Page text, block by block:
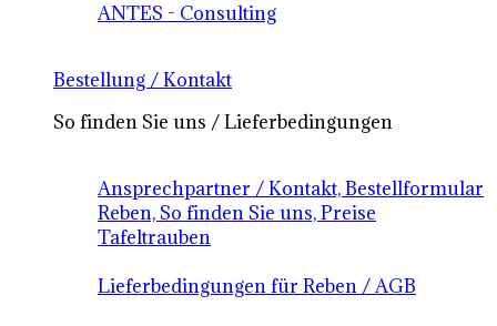
ANTES - Consulting
Bestellung / Kontakt
So finden Sie uns / Lieferbedingungen
Ansprechpartner / Kontakt, Bestellformular
Reben, So finden Sie uns, Preise
Tafeltrauben
Lieferbedingungen für Reben / AGB